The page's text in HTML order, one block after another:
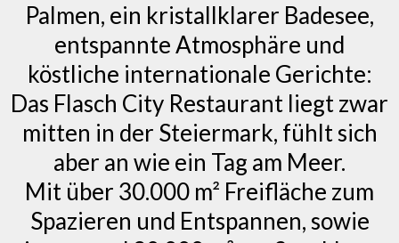
Palmen, ein kristallklarer Badesee,
entspannte Atmosphäre und
köstliche internationale Gerichte:
Das Flasch City Restaurant liegt zwar
mitten in der Steiermark, fühlt sich
aber an wie ein Tag am Meer.
Mit über 30.000 m² Freifläche zum
Spazieren und Entspannen, sowie